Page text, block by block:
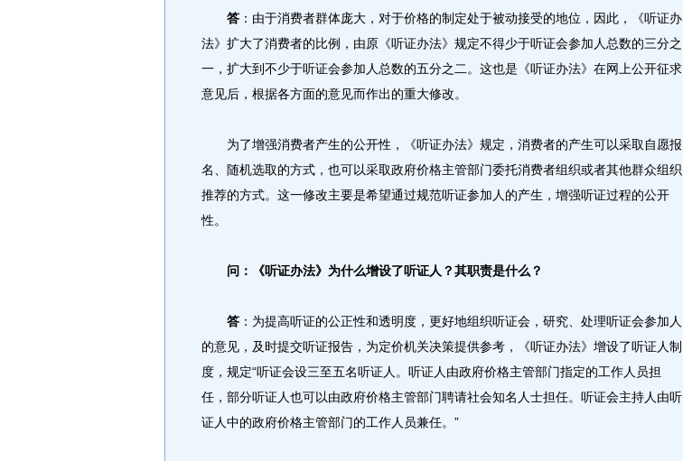
答 ：由于消费者群体庞大，对于价格的制定处于被动接受的地位，因此，《听证办
法》扩大了消费者的比例，由原《听证办法》规定不得少于听证会参加人总数的三分之
一，扩大到不少于听证会参加人总数的五分之二。这也是《听证办法》在网上公开征求
意见后，根据各方面的意见而作出的重大修改。
为了增强消费者产生的公开性，《听证办法》规定，消费者的产生可以采取自愿报
名、随机选取的方式，也可以采取政府价格主管部门委托消费者组织或者其他群众组织
推荐的方式。这一修改主要是希望通过规范听证参加人的产生，增强听证过程的公开
性。
问：《听证办法》为什么增设了听证人？其职责是什么？
答 ：为提高听证的公正性和透明度，更好地组织听证会，研究、处理听证会参加人
的意见，及时提交听证报告，为定价机关决策提供参考，《听证办法》增设了听证人制
度，规定“听证会设三至五名听证人。听证人由政府价格主管部门指定的工作人员担
任，部分听证人也可以由政府价格主管部门聘请社会知名人士担任。听证会主持人由听
证人中的政府价格主管部门的工作人员兼任。”